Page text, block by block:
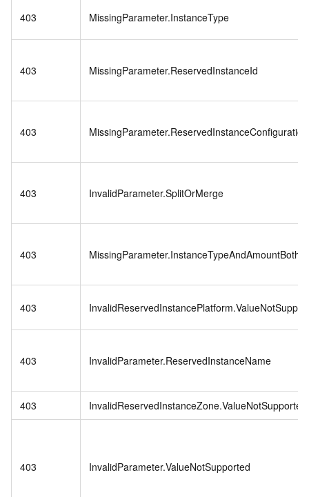
403 MissingParameter.InstanceType
403 MissingParameter.ReservedInstanceId
403 MissingParameter.ReservedInstanceConfiguration
403 InvalidParameter.SplitOrMerge
403
403
403 InvalidParameter.ReservedInstanceName
403 InvalidReservedInstanceZone.ValueNotSupported
403 InvalidParameter.ValueNotSupported